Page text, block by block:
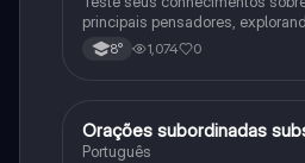
principais pensadores,
impacto histórico.
8° 1,074 0
Português
Orações subordinadas
Português